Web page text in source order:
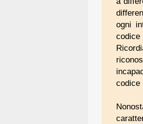
ogni
codice